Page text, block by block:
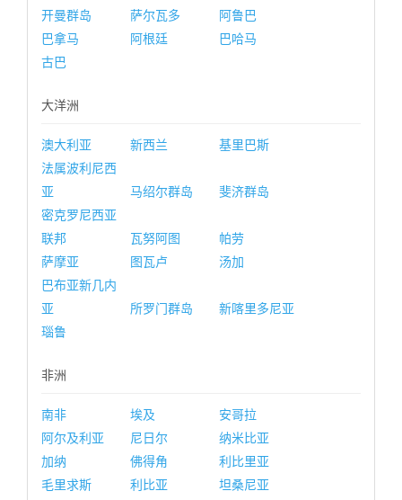
开曼群岛
萨尔瓦多
阿鲁巴
巴拿马
阿根廷
巴哈马
古巴
大洋洲
澳大利亚 新西兰
基里巴斯
法属波利尼西
亚
马绍尔群岛
斐济群岛
密克罗尼西亚
联邦
瓦努阿图
帕劳
萨摩亚
图瓦卢
汤加
巴布亚新几内
亚
所罗门群岛
新喀里多尼亚
瑙鲁
非洲
南非 埃及
安哥拉
阿尔及利亚
尼日尔
纳米比亚
加纳
佛得角
利比里亚
毛里求斯
利比亚
坦桑尼亚